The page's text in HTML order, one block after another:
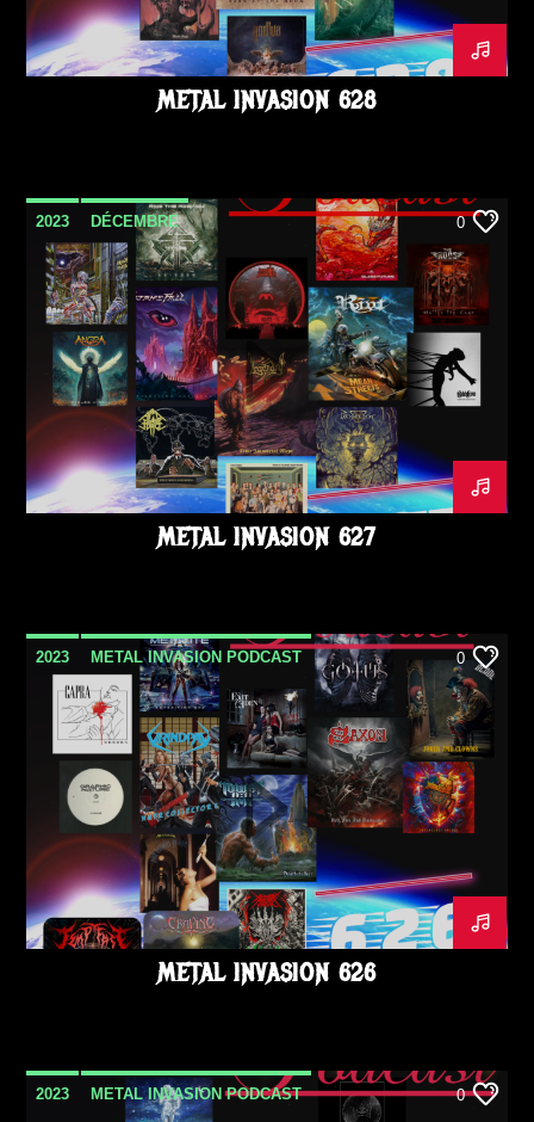
METAL INVASION 628
2023 DÉCEMBRE
METAL INVASION PODCAST
0
METAL INVASION 627
2023 METAL INVASION PODCAST
NOVEMBRE
0
METAL INVASION 626
2023 METAL INVASION PODCAST 0